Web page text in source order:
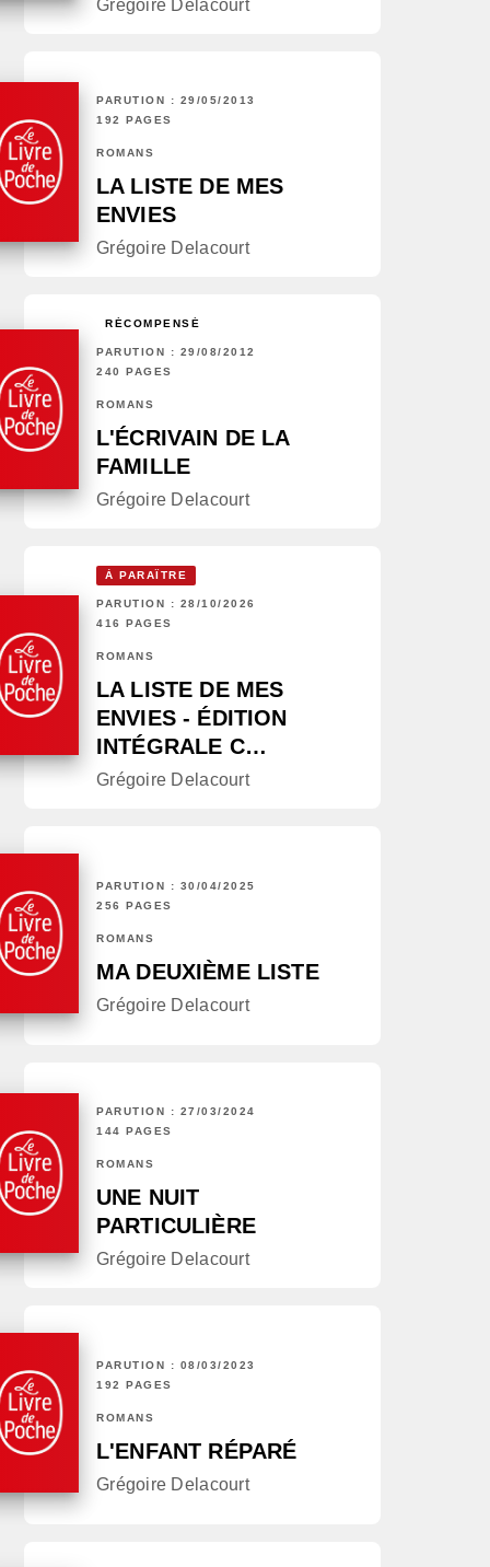
Grégoire Delacourt
PARUTION : 29/05/2013
192 PAGES
ROMANS
LA LISTE DE MES
ENVIES
Grégoire Delacourt
RÉCOMPENSÉ
PARUTION : 29/08/2012
240 PAGES
ROMANS
L'ÉCRIVAIN DE LA
FAMILLE
Grégoire Delacourt
À PARAÎTRE
PARUTION : 28/10/2026
416 PAGES
ROMANS
LA LISTE DE MES
ENVIES - ÉDITION
INTÉGRALE C…
Grégoire Delacourt
PARUTION : 30/04/2025
256 PAGES
ROMANS
MA DEUXIÈME LISTE
Grégoire Delacourt
PARUTION : 27/03/2024
144 PAGES
ROMANS
UNE NUIT
PARTICULIÈRE
Grégoire Delacourt
PARUTION : 08/03/2023
192 PAGES
ROMANS
L'ENFANT RÉPARÉ
Grégoire Delacourt